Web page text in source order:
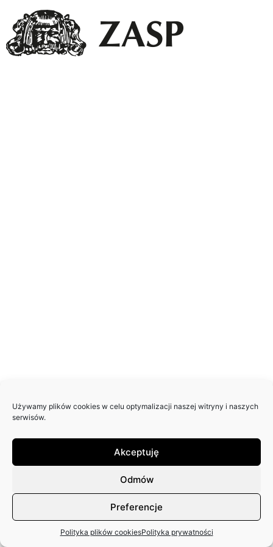
Używamy plików cookies w celu optymalizacji naszej witryny i naszych
serwisów.
Akceptuję
Odmów
Preferencje
Polityka plików cookiesPolityka prywatności